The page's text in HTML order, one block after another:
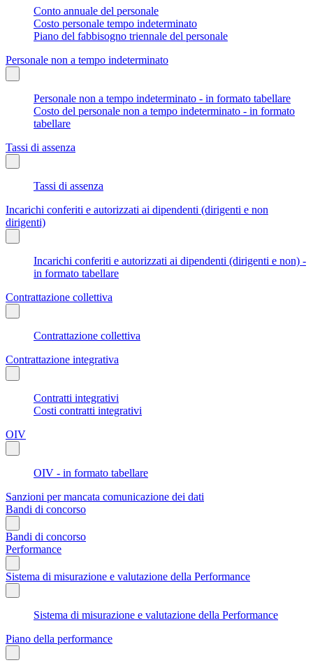
Conto annuale del personale
Costo personale tempo indeterminato
Piano del fabbisogno triennale del personale
Personale non a tempo indeterminato
Personale non a tempo indeterminato - in formato tabellare
Costo del personale non a tempo indeterminato - in formato
tabellare
Tassi di assenza
Tassi di assenza
Incarichi conferiti e autorizzati ai dipendenti (dirigenti e non
dirigenti)
Incarichi conferiti e autorizzati ai dipendenti (dirigenti e non) -
in formato tabellare
Contrattazione collettiva
Contrattazione collettiva
Contrattazione integrativa
Contratti integrativi
Costi contratti integrativi
OIV
OIV - in formato tabellare
Sanzioni per mancata comunicazione dei dati
Bandi di concorso
Bandi di concorso
Performance
Sistema di misurazione e valutazione della Performance
Sistema di misurazione e valutazione della Performance
Piano della performance